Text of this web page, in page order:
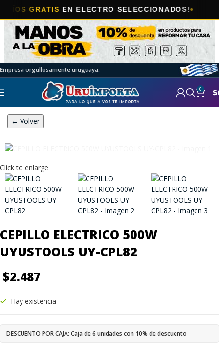
GRATISEN ELECTRO SELECCIONADOS!
Empresa orgullosamente uruguaya.
0 $
← Volver
Click to enlarge
CEPILLO ELECTRICO 500W
UYUSTOOLS UY-CPL82
$2.487
Hay existencia
DESCUENTO POR CAJA: Caja de 6 unidades con 10% de descuento